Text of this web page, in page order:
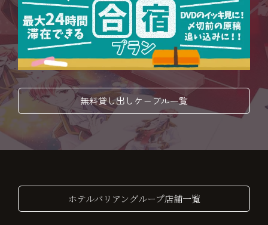
無料貸し出しケーブル一覧
ホテルバリアングループ店舗一覧